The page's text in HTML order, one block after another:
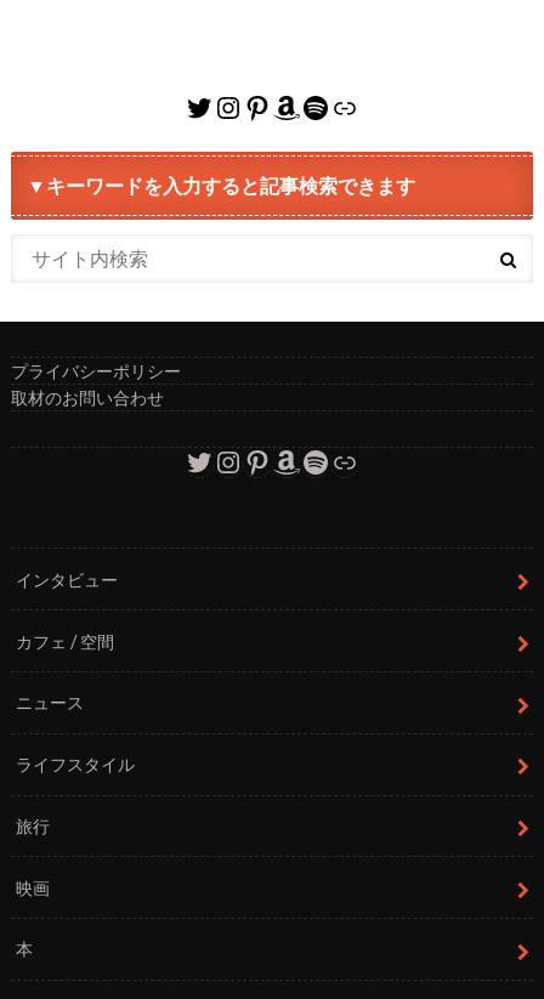
Twitter
Instagram
Pinterest
Amazon
Spotify
リンク
▼キーワードを入力すると記事検索できます
プライバシーポリシー
取材のお問い合わせ
Twitter
Instagram
Pinterest
Amazon
Spotify
リンク
インタビュー
カフェ / 空間
ニュース
ライフスタイル
旅行
映画
本